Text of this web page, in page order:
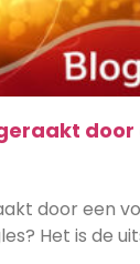
door
door een
Het is de